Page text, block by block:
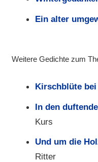
Ein alter
Weitere Gedichte zum
Kirschblüte
In den
Kurs
Und um die
Ritter